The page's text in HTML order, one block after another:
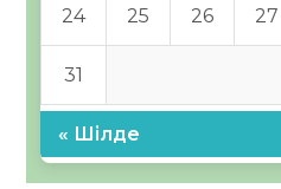
24 25 26 27
31
« Шілде